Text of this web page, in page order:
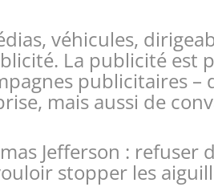
véhicules,
La publicité est
publicitaires
mais aussi de
Jefferson : refuser
stopper les